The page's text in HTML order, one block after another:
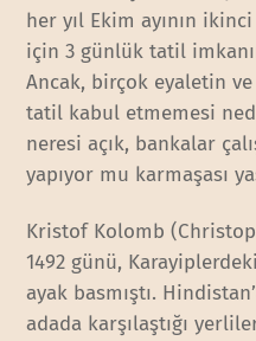
her yıl Ekim ayının
için 3 günlük tatil
Ancak, birçok eyaletin
tatil kabul etmemesi
neresi açık, bankalar
yapıyor mu karmaşası
Kristof Kolomb
1492 günü,
ayak basmıştı.
adada karşılaştığı